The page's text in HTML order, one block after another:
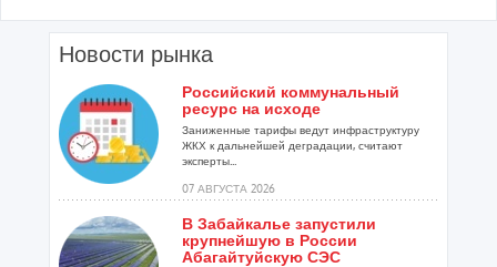
Новости рынка
Российский коммунальный
ресурс на исходе
Заниженные тарифы ведут инфраструктуру
ЖКХ к дальнейшей деградации, считают
эксперты...
07 АВГУСТА 2026
В Забайкалье запустили
крупнейшую в России
Абагайтуйскую СЭС